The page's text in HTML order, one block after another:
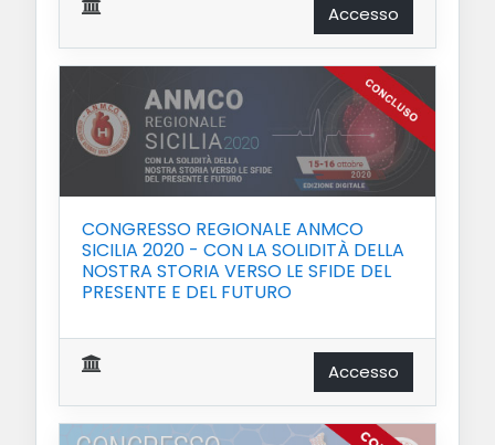
Accesso
CONGRESSO REGIONALE ANMCO
SICILIA 2020 - CON LA SOLIDITÀ DELLA
NOSTRA STORIA VERSO LE SFIDE DEL
PRESENTE E DEL FUTURO
Accesso